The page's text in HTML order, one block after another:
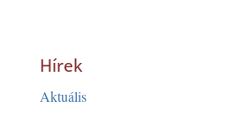
Hírek
Aktuális